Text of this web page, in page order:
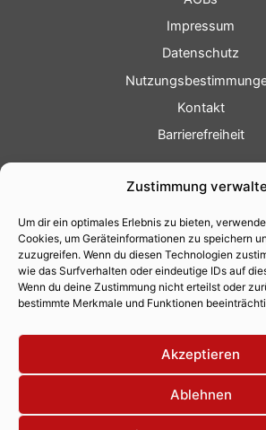
Zustimmung
Um dir ein optimales Erlebnis zu bieten,
Cookies, um Geräteinformationen zu speichern
zuzugreifen. Wenn du diesen Technologien
wie das Surfverhalten oder eindeutige IDs auf
Wenn du deine Zustimmung nicht erteilst oder
bestimmte Merkmale und Funktionen
Akzeptieren
Ablehnen
Impressum
Datenschutz
Kontakt
Barrierefreiheit
Fotoservice
Videoservice
Werbung
Contenterstellung
Lokalnachrichten
Lokalfernsehen
Eventkalender